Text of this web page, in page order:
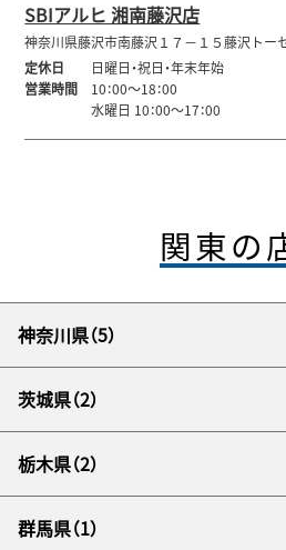
SBIアルヒ 湘南藤沢店
神奈川県藤沢市南藤沢１７－１５藤沢ト
定休日
日曜日・祝日・年末年始
営業時間
10：00～18：00
水曜日 10：00～17：00
関東の
神奈川県（5）
茨城県（2）
栃木県（2）
群馬県（1）